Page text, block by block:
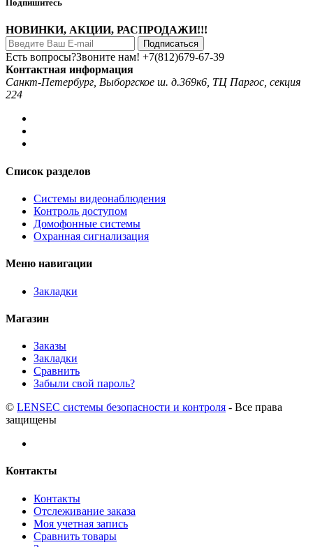
Подпишитесь
НОВИНКИ, АКЦИИ, РАСПРОДАЖИ!!!
Подписаться
Есть вопросы?Звоните нам! +7(812)679-67-39
Контактная информация
Санкт-Петербург, Выборгское ш. д.369к6, ТЦ Паргос, секция
224
Список разделов
Системы видеонаблюдения
Контроль доступом
Домофонные системы
Охранная сигнализация
Меню навигации
Закладки
Магазин
Заказы
Закладки
Сравнить
Забыли свой пароль?
© LENSEC системы безопасности и контроля - Все права
защищены
Контакты
Контакты
Отслеживание заказа
Моя учетная запись
Сравнить товары